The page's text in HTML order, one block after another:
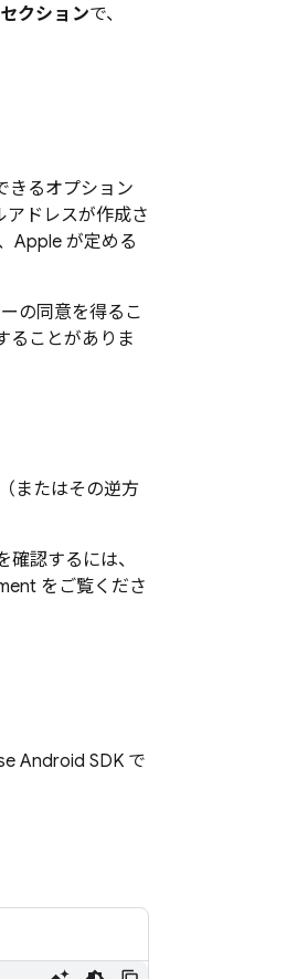
クションで、
きるオプション
アドレスが作成さ
Apple が定める
の同意を得るこ
ることがありま
またはその逆方
認するには、
をご覧くださ
Android SDK で